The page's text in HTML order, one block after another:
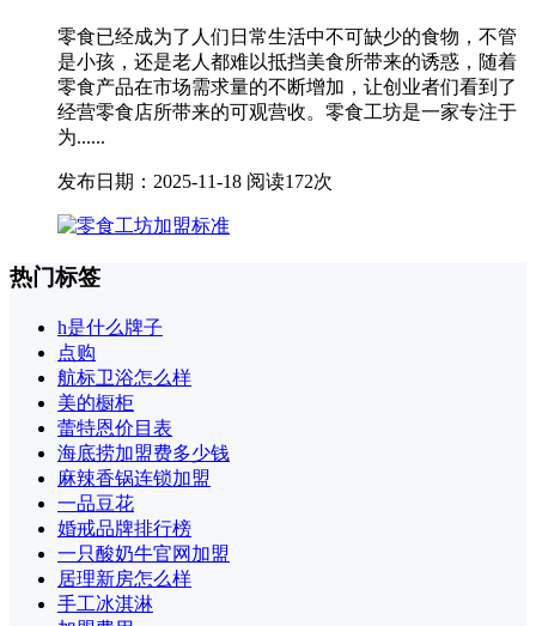
零食已经成为了人们日常生活中不可缺少的食物，不管
是小孩，还是老人都难以抵挡美食所带来的诱惑，随着
零食产品在市场需求量的不断增加，让创业者们看到了
经营零食店所带来的可观营收。零食工坊是一家专注于
为......
发布日期：2025-11-18 阅读172次
热门标签
h是什么牌子
点购
航标卫浴怎么样
美的橱柜
蕾特恩价目表
海底捞加盟费多少钱
麻辣香锅连锁加盟
一品豆花
婚戒品牌排行榜
一只酸奶牛官网加盟
居理新房怎么样
手工冰淇淋